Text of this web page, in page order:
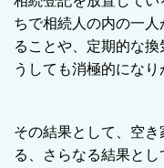
ちで相続人の内の一
ることや、定期的な
うしても消極的になり
その結果として、空
る、さらなる結果とし